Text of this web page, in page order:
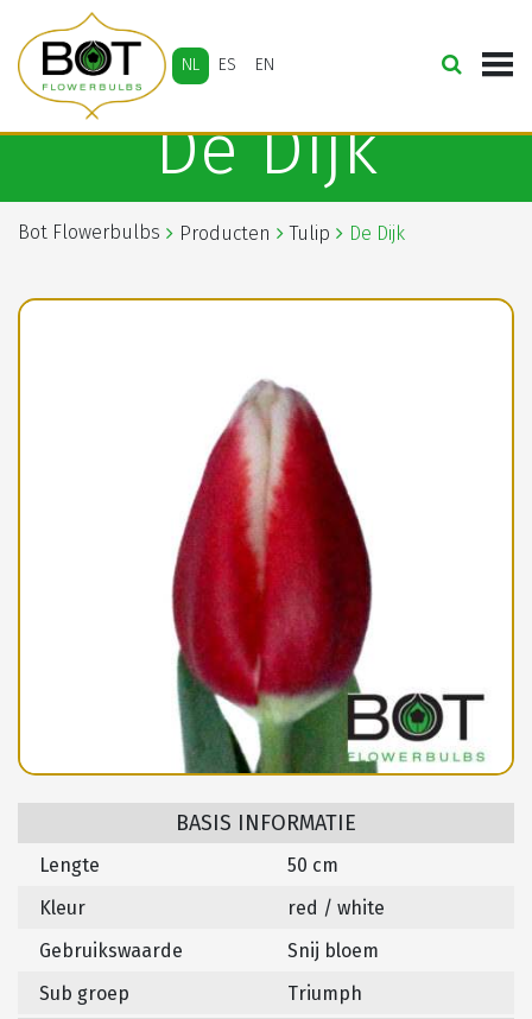
NL ES EN
De Dijk
Bot Flowerbulbs Producten Tulip De Dijk
BASIS INFORMATIE
Lengte
50 cm
Kleur
red / white
Gebruikswaarde
Snij bloem
Sub groep
Triumph